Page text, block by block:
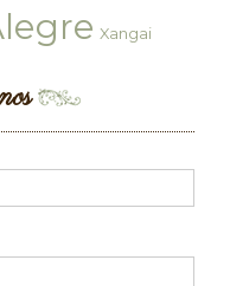
Xangai